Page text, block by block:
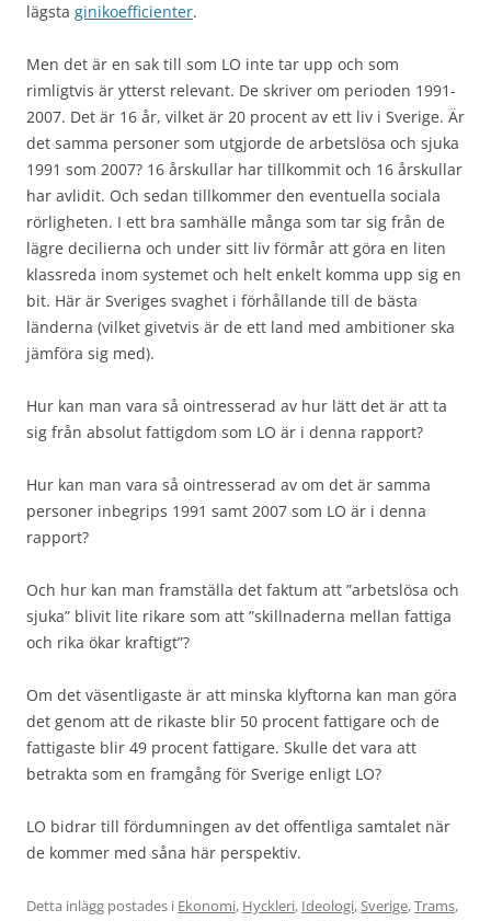
lägsta ginikoefficienter.
Men det är en sak till som LO inte tar upp och som
rimligtvis är ytterst relevant. De skriver om perioden 1991-
2007. Det är 16 år, vilket är 20 procent av ett liv i Sverige. Är
det samma personer som utgjorde de arbetslösa och sjuka
1991 som 2007? 16 årskullar har tillkommit och 16 årskullar
har avlidit. Och sedan tillkommer den eventuella sociala
rörligheten. I ett bra samhälle många som tar sig från de
lägre decilierna och under sitt liv förmår att göra en liten
klassreda inom systemet och helt enkelt komma upp sig en
bit. Här är Sveriges svaghet i förhållande till de bästa
länderna (vilket givetvis är de ett land med ambitioner ska
jämföra sig med).
Hur kan man vara så ointresserad av hur lätt det är att ta
sig från absolut fattigdom som LO är i denna rapport?
Hur kan man vara så ointresserad av om det är samma
personer inbegrips 1991 samt 2007 som LO är i denna
rapport?
Och hur kan man framställa det faktum att ”arbetslösa och
sjuka” blivit lite rikare som att ”skillnaderna mellan fattiga
och rika ökar kraftigt”?
Om det väsentligaste är att minska klyftorna kan man göra
det genom att de rikaste blir 50 procent fattigare och de
fattigaste blir 49 procent fattigare. Skulle det vara att
betrakta som en framgång för Sverige enligt LO?
LO bidrar till fördumningen av det offentliga samtalet när
de kommer med såna här perspektiv.
Detta inlägg postades i Ekonomi, Hyckleri, Ideologi,Sverige,Trams,